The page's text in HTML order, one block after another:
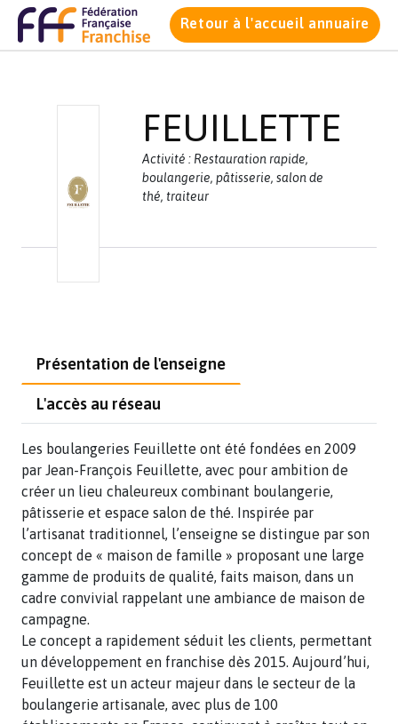
Retour à l'accueil annuaire
FEUILLETTE
Activité : Restauration rapide,
boulangerie, pâtisserie, salon de
thé, traiteur
Présentation de l'enseigne
L'accès au réseau
Les boulangeries Feuillette ont été fondées en 2009
par Jean-François Feuillette, avec pour ambition de
créer un lieu chaleureux combinant boulangerie,
pâtisserie et espace salon de thé. Inspirée par
l’artisanat traditionnel, l’enseigne se distingue par son
concept de « maison de famille » proposant une large
gamme de produits de qualité, faits maison, dans un
cadre convivial rappelant une ambiance de maison de
campagne.
Le concept a rapidement séduit les clients, permet­tant
un développement en franchise dès 2015. Aujourd’hui,
Feuillette est un acteur majeur dans le secteur de la
boulangerie artisanale, avec plus de 100